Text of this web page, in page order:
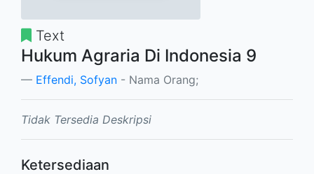
Text
Hukum Agraria Di Indonesia 9
Effendi, Sofyan - Nama Orang;
Tidak Tersedia Deskripsi
Ketersediaan